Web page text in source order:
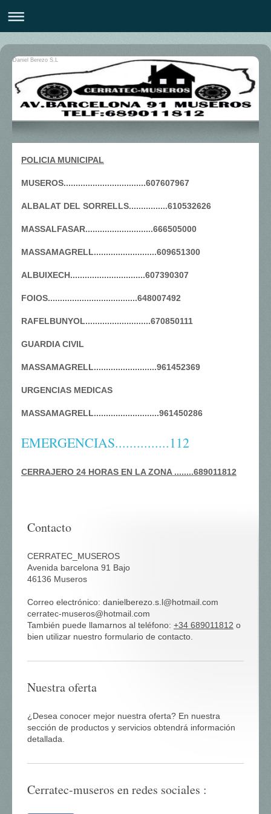
Daniel Berezo S.L
POLICIA MUNICIPAL
MUSEROS..................................607607967
ALBALAT DEL SORRELLS................610532626
MASSALFASAR............................666505000
MASSAMAGRELL..........................609651300
ALBUIXECH...............................607390307
FOIOS.....................................648007492
RAFELBUNYOL...........................670850111
GUARDIA CIVIL
MASSAMAGRELL..........................961452369
URGENCIAS MEDICAS
MASSAMAGRELL...........................961450286
EMERGENCIAS...............112
CERRAJERO 24 HORAS EN LA ZONA ........689011812
Contacto
CERRATEC_MUSEROS
Avenida barcelona 91 Bajo
46136 Museros
Correo electrónico: danielberezo.s.l@hotmail.com
cerratec-museros@hotmail.com
También puede llamarnos al teléfono: +34 689011812 o
bien utilizar nuestro formulario de contacto.
Nuestra oferta
¿Desea conocer mejor nuestra oferta? En nuestra
sección de productos y servicios obtendrá información
detallada.
Cerratec-museros en redes sociales :